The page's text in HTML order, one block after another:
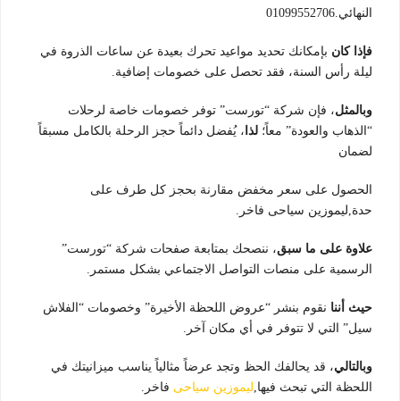
النهائي.01099552706
فإذا كان بإمكانك تحديد مواعيد تحرك بعيدة عن ساعات الذروة في
ليلة رأس السنة، فقد تحصل على خصومات إضافية.
وبالمثل، فإن شركة “تورست” توفر خصومات خاصة لرحلات
“الذهاب والعودة” معاً؛ لذا ، يُفضل دائماً حجز الرحلة بالكامل مسبقاً
لضمان
الحصول على سعر مخفض مقارنة بحجز كل طرف على
حدة,ليموزين سياحى فاخر.
علاوة على ما سبق، ننصحك بمتابعة صفحات شركة “تورست”
الرسمية على منصات التواصل الاجتماعي بشكل مستمر.
حيث أننا نقوم بنشر “عروض اللحظة الأخيرة” وخصومات “الفلاش
سيل” التي لا تتوفر في أي مكان آخر.
وبالتالي، قد يحالفك الحظ وتجد عرضاً مثالياً يناسب ميزانيتك في
اللحظة التي تبحث فيها,ليموزين سياحى فاخر.